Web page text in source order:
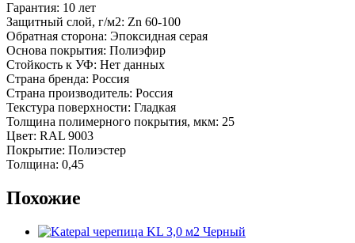
Гарантия: 10 лет
Защитный слой, г/м2: Zn 60-100
Обратная сторона: Эпоксидная серая
Основа покрытия: Полиэфир
Стойкость к УФ: Нет данных
Страна бренда: Россия
Страна производитель: Россия
Текстура поверхности: Гладкая
Толщина полимерного покрытия, мкм: 25
Цвет: RAL 9003
Покрытие: Полиэстер
Толщина: 0,45
Похожие